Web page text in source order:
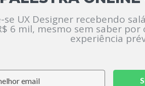
se UX Designer recebendo
6 mil, mesmo sem saber
experiência